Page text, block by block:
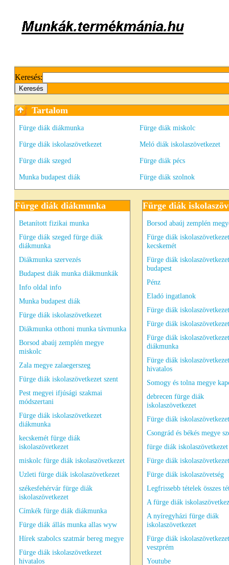
Keresés:
Tartalom
Fürge diák diákmunka
Fürge diák miskolc
Fürge diák iskolaszövetkezet
Meló diák iskolaszövetkezet
Fürge diák szeged
Fürge diák pécs
Munka budapest diák
Fürge diák szolnok
Fürge diák diákmunka
Betanított fizikai munka
Fürge diák szeged fürge diák
diákmunka
Diákmunka szervezés
Budapest diák munka diákmunkák
Info oldal info
Munka budapest diák
Fürge diák iskolaszövetkezet
Diákmunka otthoni munka távmunka
Borsod abaúj zemplén megye
miskolc
Zala megye zalaegerszeg
Fürge diák iskolaszövetkezet szent
Pest megyei ifjúsági szakmai
módszertani
Fürge diák iskolaszövetkezet
diákmunka
kecskemét fürge diák
iskolaszövetkezet
miskolc fürge diák iskolaszövetkezet
Uzleti fürge diák iskolaszövetkezet
székesfehérvár fürge diák
iskolaszövetkezet
Címkék fürge diák diákmunka
Fürge diák állás munka allas wyw
Hírek szabolcs szatmár bereg megye
Fürge diák iskolaszövetkezet
hivatalos
Fürge diák
Borsod abaúj zemplén
Fürge diák iskolaszövetkezet
kecskemét
Fürge diák iskolaszövetkezet
budapest
Pénz
Eladó ingatlanok
Fürge diák iskolaszövetkezet
Fürge diák
Fürge diák iskolaszövetkezet
diákmunka
Fürge diák iskolaszövetkezet
hivatalos
Somogy és tolna megye
debrecen fürge diák
iskolaszövetkezet
Fürge diák
Csongrád és békés megye
fürge diák iskolaszövetkezet
Fürge diák iskolaszövetkezet
Fürge diák iskolaszövetség
Legfrissebb tételek összes
A fürge diák
A nyíregyházi fürge diák
iskolaszövetkezet
Fürge diák iskolaszövetkezet
veszprém
Youtube